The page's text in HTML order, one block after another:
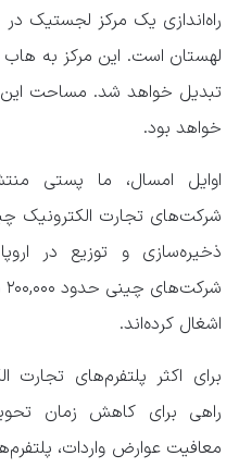
لهستان است. این مرکز به هاب
خواهد بود.
اوایل امسال، ما پستی
شرکت‌های تجارت الکترونیک
ذخیره‌سازی و توزیع در
اشغال کرده‌اند.
برای اکثر پلتفرم‌های تجارت
راهی برای کاهش زمان
معافیت عوارض واردات،